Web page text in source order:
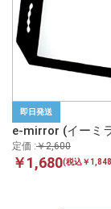
即日発送
e-mirror (イーミ
定価 :￥2,600
￥1,680(税込￥